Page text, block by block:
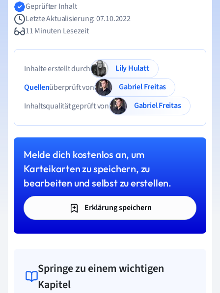
Geprüfter Inhalt
Letzte Aktualisierung: 07.10.2022
11 Minuten Lesezeit
Inhalte erstellt durch
Lily Hulatt
Quellenüberprüft von
Gabriel Freitas
Inhaltsqualität geprüft von
Gabriel Freitas
Melde dich kostenlos an, um
Karteikarten zu speichern, zu
bearbeiten und selbst zu erstellen.
Erklärung speichern
Springe zu einem wichtigen
Kapitel